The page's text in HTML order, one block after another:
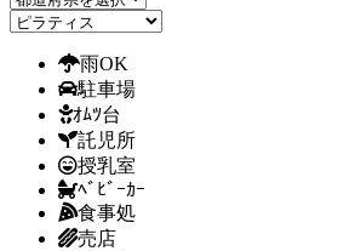
雨OK
駐車場
ｵﾑﾂ台
託児所
授乳室
ﾍﾞﾋﾞｰｶｰ
食事処
売店